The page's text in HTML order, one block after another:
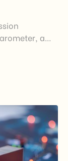
a
Union.
tariffs or